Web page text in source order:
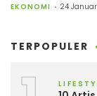
EKONOMI 24
TERPOPULER